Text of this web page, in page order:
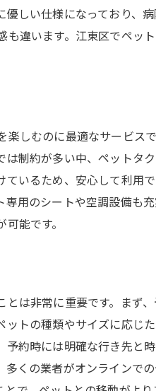
しい仕様になっており、
違います。江東区でペッ
しむのに最適なサービス
制約が多い中、ペットタ
いるため、安心して利用
用のシートや空調設備も
能です。
は非常に重要です。まず
トの種類やサイズに応じ
約時には明確な行き先と
くの業者がオンラインで